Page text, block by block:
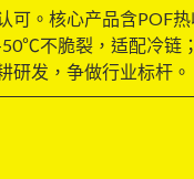
可。核心产品含POF
不脆裂，适配冷链
研发，争做行业标杆。